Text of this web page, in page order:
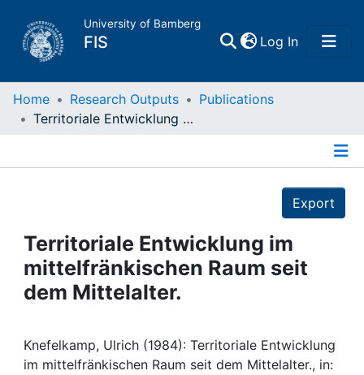
University of Bamberg
FIS Log In(current)
Home
Projects
People
Awards
Home Research Outputs
Publications
Territoriale Entwicklung im mittelfränkischen Raum seit dem Mittelalter.
Export
Territoriale Entwicklung im
mittelfränkischen Raum seit
dem Mittelalter.
Knefelkamp, Ulrich (1984): Territoriale Entwicklung
im mittelfränkischen Raum seit dem Mittelalter., in: